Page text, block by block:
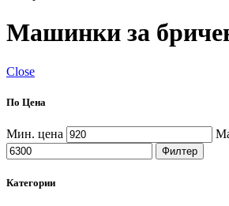
Машинки за
Close
По Цена
Мин. цена
Филтер
Категории